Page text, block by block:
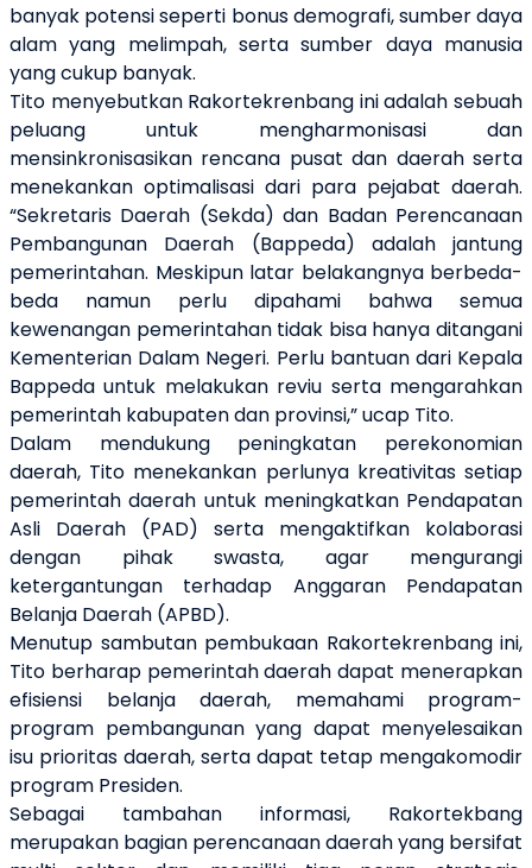
banyak potensi seperti bonus demografi, sumber daya
alam yang melimpah, serta sumber daya manusia
yang cukup banyak.
Tito menyebutkan Rakortekrenbang ini adalah sebuah
peluang untuk mengharmonisasi dan
mensinkronisasikan rencana pusat dan daerah serta
menekankan optimalisasi dari para pejabat daerah.
“Sekretaris Daerah (Sekda) dan Badan Perencanaan
Pembangunan Daerah (Bappeda) adalah jantung
pemerintahan. Meskipun latar belakangnya berbeda-
beda namun perlu dipahami bahwa semua
kewenangan pemerintahan tidak bisa hanya ditangani
Kementerian Dalam Negeri. Perlu bantuan dari Kepala
Bappeda untuk melakukan reviu serta mengarahkan
pemerintah kabupaten dan provinsi,” ucap Tito.
Dalam mendukung peningkatan perekonomian
daerah, Tito menekankan perlunya kreativitas setiap
pemerintah daerah untuk meningkatkan Pendapatan
Asli Daerah (PAD) serta mengaktifkan kolaborasi
dengan pihak swasta, agar mengurangi
ketergantungan terhadap Anggaran Pendapatan
Belanja Daerah (APBD).
Menutup sambutan pembukaan Rakortekrenbang ini,
Tito berharap pemerintah daerah dapat menerapkan
efisiensi belanja daerah, memahami program-
program pembangunan yang dapat menyelesaikan
isu prioritas daerah, serta dapat tetap mengakomodir
program Presiden.
Sebagai tambahan informasi, Rakortekbang
merupakan bagian perencanaan daerah yang bersifat